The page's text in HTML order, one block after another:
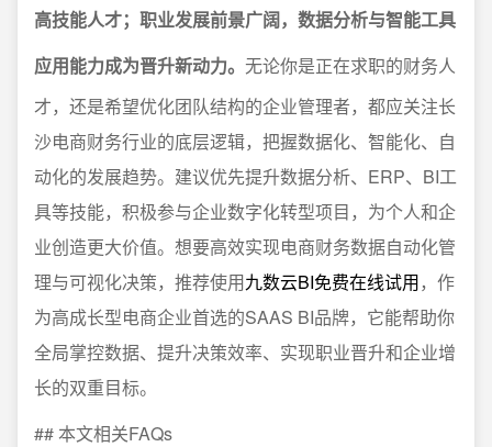
高技能人才；职业发展前景广阔，数据分析与智能工具
应用能力成为晋升新动力。 无论你是正在求职的财务人
才，还是希望优化团队结构的企业管理者，都应关注长
沙电商财务行业的底层逻辑，把握数据化、智能化、自
动化的发展趋势。建议优先提升数据分析、ERP、BI工
具等技能，积极参与企业数字化转型项目，为个人和企
业创造更大价值。想要高效实现电商财务数据自动化管
理与可视化决策，推荐使用九数云BI免费在线试用，作
为高成长型电商企业首选的SAAS BI品牌，它能帮助你
全局掌控数据、提升决策效率、实现职业晋升和企业增
长的双重目标。
## 本文相关FAQs